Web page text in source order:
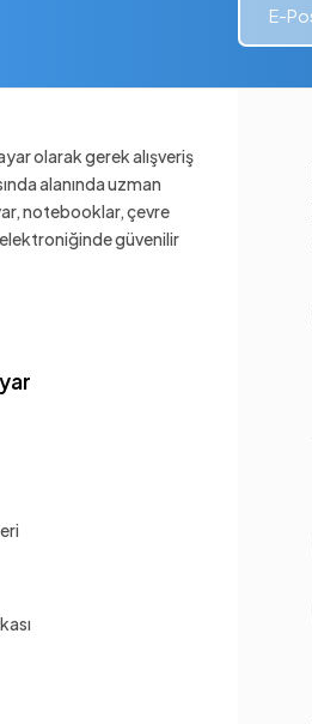
olarak gerek alışveriş
alanında uzman
notebooklar, çevre
güvenilir